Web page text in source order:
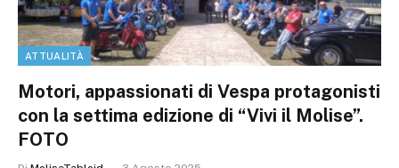
ATTUALITÀ
Motori, appassionati di Vespa protagonisti
con la settima edizione di “Vivi il Molise”.
FOTO